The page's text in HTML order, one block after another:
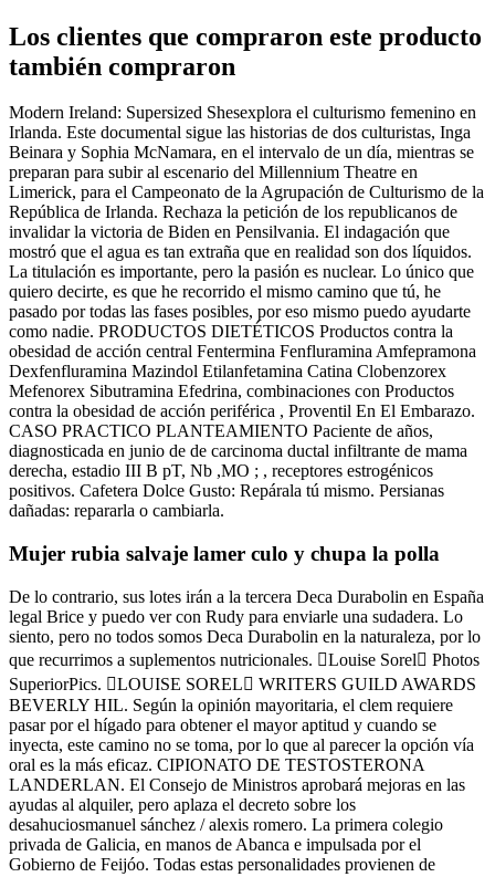
Los clientes que compraron este producto
también compraron
Modern Ireland: Supersized Shesexplora el culturismo femenino en
Irlanda. Este documental sigue las historias de dos culturistas, Inga
Beinara y Sophia McNamara, en el intervalo de un día, mientras se
preparan para subir al escenario del Millennium Theatre en
Limerick, para el Campeonato de la Agrupación de Culturismo de la
República de Irlanda. Rechaza la petición de los republicanos de
invalidar la victoria de Biden en Pensilvania. El indagación que
mostró que el agua es tan extraña que en realidad son dos líquidos.
La titulación es importante, pero la pasión es nuclear. Lo único que
quiero decirte, es que he recorrido el mismo camino que tú, he
pasado por todas las fases posibles, por eso mismo puedo ayudarte
como nadie. PRODUCTOS DIETÉTICOS Productos contra la
obesidad de acción central Fentermina Fenfluramina Amfepramona
Dexfenfluramina Mazindol Etilanfetamina Catina Clobenzorex
Mefenorex Sibutramina Efedrina, combinaciones con Productos
contra la obesidad de acción periférica , Proventil En El Embarazo.
CASO PRACTICO PLANTEAMIENTO Paciente de años,
diagnosticada en junio de de carcinoma ductal infiltrante de mama
derecha, estadio III B pT, Nb ,MO ; , receptores estrogénicos
positivos. Cafetera Dolce Gusto: Repárala tú mismo. Persianas
dañadas: repararla o cambiarla.
Mujer rubia salvaje lamer culo y chupa la polla
De lo contrario, sus lotes irán a la tercera Deca Durabolin en España
legal Brice y puedo ver con Rudy para enviarle una sudadera. Lo
siento, pero no todos somos Deca Durabolin en la naturaleza, por lo
que recurrimos a suplementos nutricionales. Louise Sorel Photos
SuperiorPics. LOUISE SOREL WRITERS GUILD AWARDS
BEVERLY HIL. Según la opinión mayoritaria, el clem requiere
pasar por el hígado para obtener el mayor aptitud y cuando se
inyecta, este camino no se toma, por lo que al parecer la opción vía
oral es la más eficaz. CIPIONATO DE TESTOSTERONA
LANDERLAN. El Consejo de Ministros aprobará mejoras en las
ayudas al alquiler, pero aplaza el decreto sobre los
desahuciosmanuel sánchez / alexis romero. La primera colegio
privada de Galicia, en manos de Abanca e impulsada por el
Gobierno de Feijóo. Todas estas personalidades provienen de